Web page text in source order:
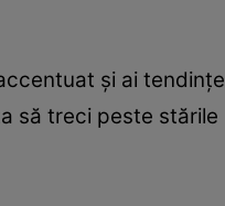
și ai tendințe
să treci peste stările